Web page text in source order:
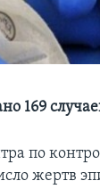
169
по
жертв